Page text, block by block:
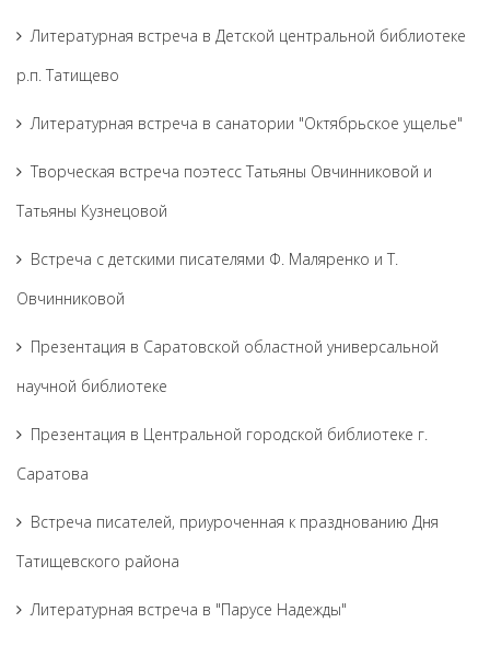
Литературная встреча в Детской центральной библиотеке
р.п. Татищево
Литературная встреча в санатории "Октябрьское ущелье"
Творческая встреча поэтесс Татьяны Овчинниковой и
Татьяны Кузнецовой
Встреча с детскими писателями Ф. Маляренко и Т.
Овчинниковой
Презентация в Саратовской областной универсальной
научной библиотеке
Презентация в Центральной городской библиотеке г.
Саратова
Встреча писателей, приуроченная к празднованию Дня
Татищевского района
Литературная встреча в "Парусе Надежды"